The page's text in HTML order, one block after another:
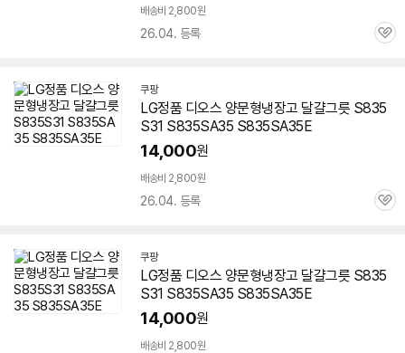
배송비 2,800원
26.04. 등록
관
쿠팡
LG정품 디오스 양문형냉장고 달걀그릇 S835
S31 S835SA35 S835SA35E
14,000원
배송비 2,800원
26.04. 등록
관
쿠팡
LG정품 디오스 양문형냉장고 달걀그릇 S835
S31 S835SA35 S835SA35E
14,000원
배송비 2,800원